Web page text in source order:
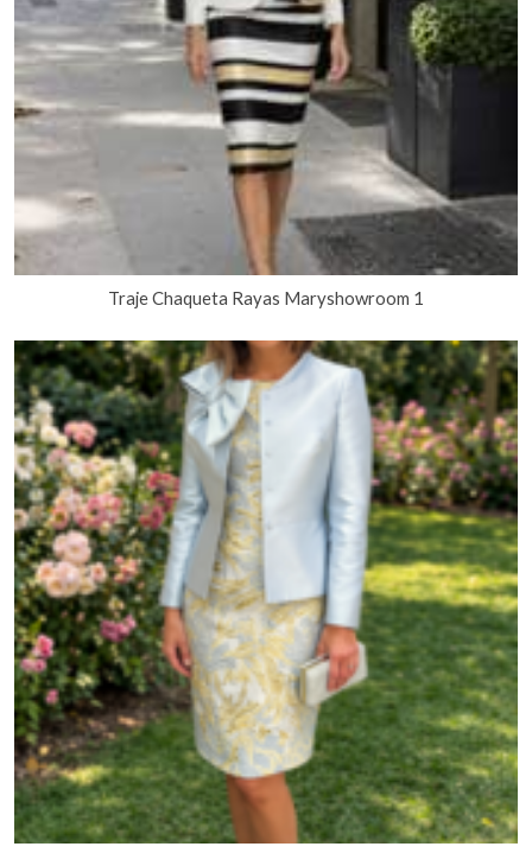
Traje Chaqueta Rayas Maryshowroom 1